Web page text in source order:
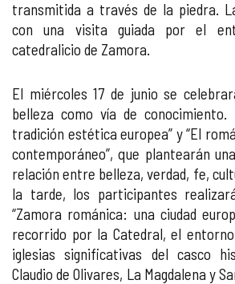
transmitida a través de la piedra.
con una visita guiada por el
catedralicio de Zamora.
El miércoles 17 de junio se
belleza como vía de
tradición estética europea” y “El
contemporáneo”, que plantearán
relación entre belleza, verdad, fe,
la tarde, los participantes
“Zamora románica: una ciudad
recorrido por la Catedral, el
iglesias significativas del casco
Claudio de Olivares, La Magdalena y